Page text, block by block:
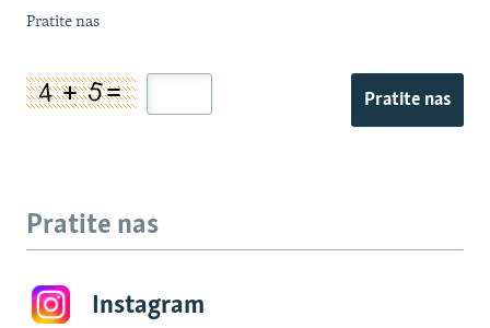
Pratite nas
Pratite nas
Pratite nas
Instagram